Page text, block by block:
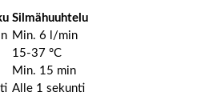
Silmähuuhtelu
Min. 6 l/min
15-37 °C
Min. 15 min
Alle 1 sekunti